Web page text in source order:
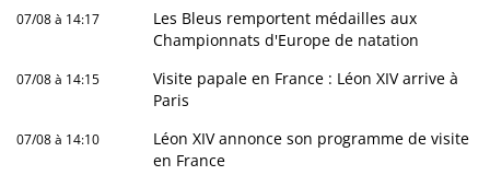
07/08 à 14:17
Les Bleus remportent médailles aux
Championnats d'Europe de natation
07/08 à 14:15
Visite papale en France : Léon XIV arrive à
Paris
07/08 à 14:10
Léon XIV annonce son programme de visite
en France